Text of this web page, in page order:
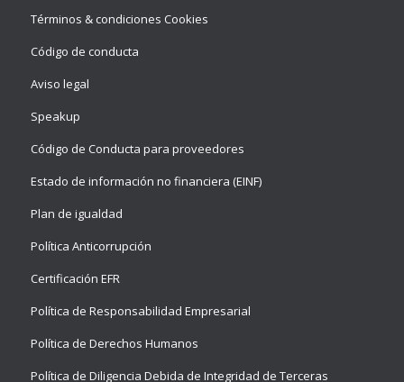
Términos & condiciones Cookies
Código de conducta
Aviso legal
Speakup
Código de Conducta para proveedores
Estado de información no financiera (EINF)
Plan de igualdad
Política Anticorrupción
Certificación EFR
Política de Responsabilidad Empresarial
Política de Derechos Humanos
Política de Diligencia Debida de Integridad de Terceras